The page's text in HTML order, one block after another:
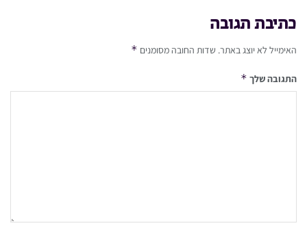
כתיבת תגובה
האימייל לא יוצג באתר. שדות החובה מסומנים *
התגובה שלך *